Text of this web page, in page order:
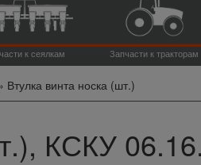
к сеялкам Запчасти к тракторам
Втулка винта носка (шт.)
КСКУ